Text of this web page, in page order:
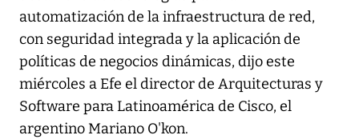
automatización de la infraestructura de red,
con seguridad integrada y la aplicación de
políticas de negocios dinámicas, dijo este
miércoles a Efe el director de Arquitecturas y
Software para Latinoamérica de Cisco, el
argentino Mariano O'kon.